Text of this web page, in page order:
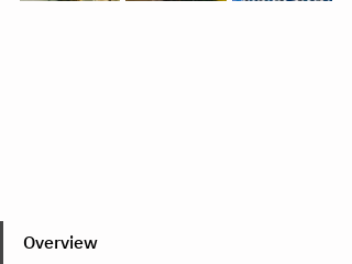
Overview